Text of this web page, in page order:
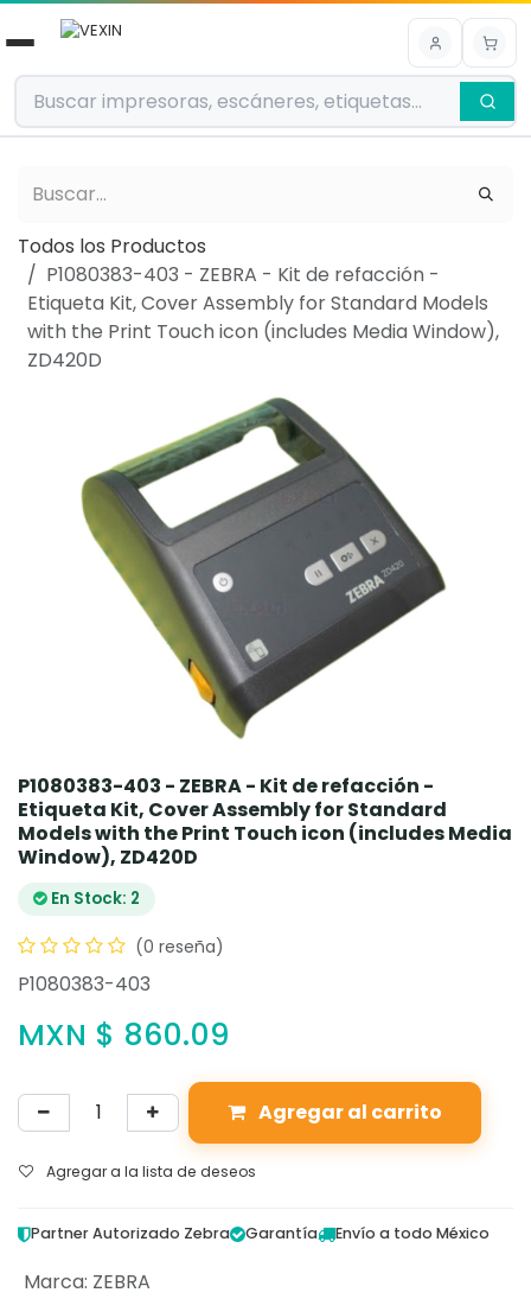
Ir al contenido
Todos los Productos
P1080383-403 - ZEBRA - Kit de refacción -
Etiqueta Kit, Cover Assembly for Standard Models
with the Print Touch icon (includes Media Window),
ZD420D
P1080383-403 - ZEBRA - Kit de refacción -
Etiqueta Kit, Cover Assembly for Standard
Models with the Print Touch icon (includes Media
Window), ZD420D
En Stock: 2
(0 reseña)
P1080383-403
MXN $ 860.09
Agregar al carrito
Agregar a la lista de deseos
Partner Autorizado Zebra Garantía Envío a todo México
Marca: ZEBRA